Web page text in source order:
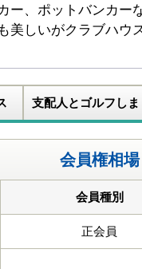
ー、ポットバンカー
美しいがクラブハウ
支配人とゴルフしま
会員権相場
会員種別
正会員